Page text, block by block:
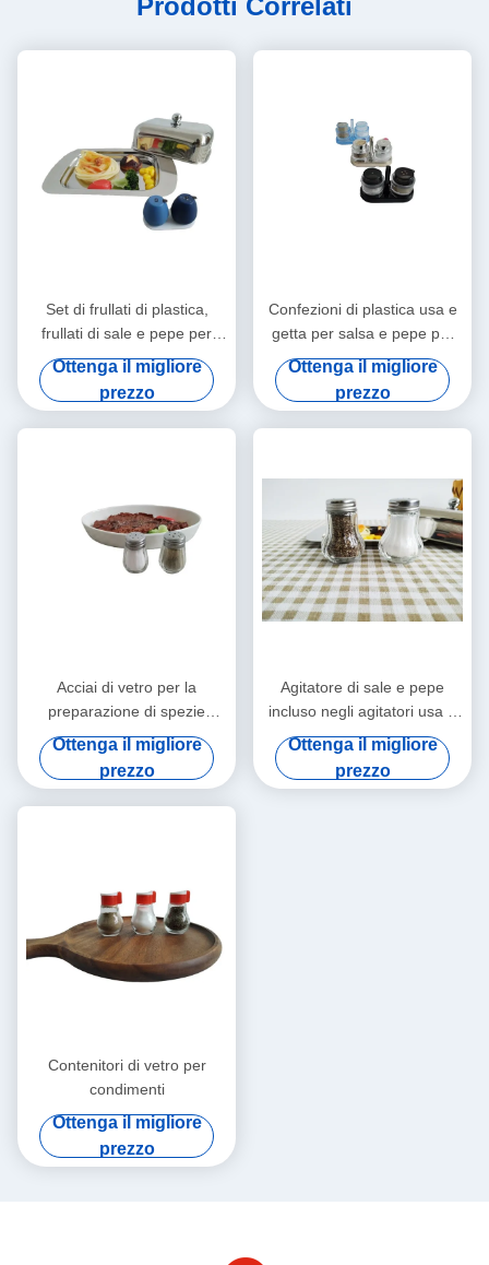
Prodotti Correlati
Set di frullati di plastica,
frullati di sale e pepe per
pollo
Ottenga il migliore
prezzo
Confezioni di plastica usa e
getta per salsa e pepe per
pollo
Ottenga il migliore
prezzo
Acciai di vetro per la
preparazione di spezie
Acciai di macchia per la
preparazione di spezie Mini
Acciai di macchia per la
preparazione di spezie
Ottenga il migliore
prezzo
Agitatore di sale e pepe
incluso negli agitatori usa e
getta
Ottenga il migliore
prezzo
Contenitori di vetro per
condimenti
Ottenga il migliore
prezzo